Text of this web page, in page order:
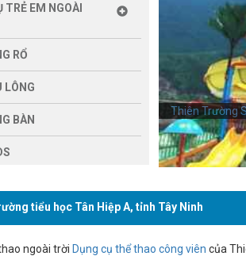
TRẺ EM NGOÀI
RỔ
LÔNG
BÀN
Thiên Trường
tiểu học Tân Hiệp A, tỉnh Tây Ninh
ngoài trời Dụng cụ thể thao công viên của